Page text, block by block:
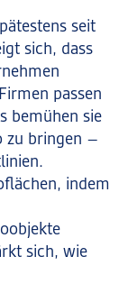
seit
sich, dass
passen
bemühen sie
zu bringen –
indem
sich, wie